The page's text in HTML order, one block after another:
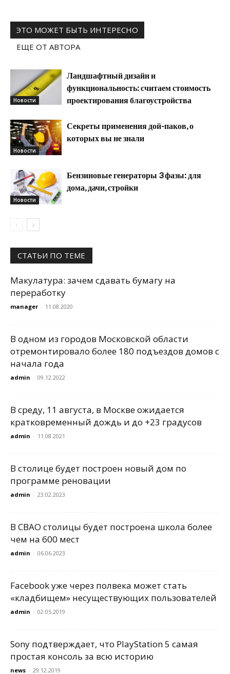
ЭТО МОЖЕТ БЫТЬ ИНТЕРЕСНО
ЕЩЕ ОТ АВТОРА
Новости
Ландшафтный дизайн и
функциональность: считаем стоимость
проектирования благоустройства
Новости
Секреты применения дой-паков, о
которых вы не знали
Новости
Бензиновые генераторы 3 фазы: для
дома, дачи, стройки
СТАТЬИ ПО ТЕМЕ
Макулатура: зачем сдавать бумагу на
переработку
manager - 11.08.2020
В одном из городов Московской области
отремонтировало более 180 подъездов домов с
начала года
admin - 09.12.2022
В среду, 11 августа, в Москве ожидается
кратковременный дождь и до +23 градусов
admin - 11.08.2021
В столице будет построен новый дом по
программе реновации
admin - 23.02.2023
В СВАО столицы будет построена школа более
чем на 600 мест
admin - 06.06.2023
Facebook уже через полвека может стать
«кладбищем» несуществующих пользователей
admin - 02.05.2019
Sony подтверждает, что PlayStation 5 самая
простая консоль за всю историю
news - 29.12.2019